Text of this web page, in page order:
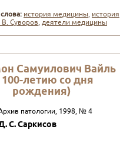
история медицины, история
В. Суворов,деятели медицины
Самуилович Вайль
100-летию со дня
рождения)
патологии, 1998, № 4
С. Саркисов